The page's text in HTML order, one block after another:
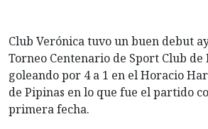
Club Verónica tuvo un buen debut
Torneo Centenario de Sport Club de
goleando por 4 a 1 en el Horacio
de Pipinas en lo que fue el partido
primera fecha.